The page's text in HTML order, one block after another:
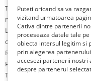
Tablouri picturi cu peisaje
marine, plaje insorite.
Lucrarile sunt realizate in
create de artistul plastic
Romania.
Preturile pornesc de la 50
Transportul pentru Bucuresti
Puteti oricand sa va
vizitand urmatoarea
Cativa dintre partenerii
proceseaza datele tale
obiecta intersul legitim si
prin alegerea
accesezi partenerii nostri
despre partenerul